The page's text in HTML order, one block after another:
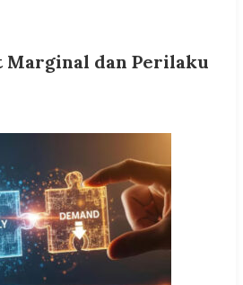
Marginal dan Perilaku